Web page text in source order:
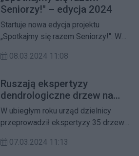
Seniorzy!" – edycja 2024
Startuje nowa edycja projektu
„Spotkajmy się razem Seniorzy!". W
bilety na spektakle i seanse filmowe
seniorów. Środki pochodzić będą z
dofinansowania przyznanego przez
sejmik wojewódzki oraz środków
dzielnicowego ratusza.
08.03.2024 11:08
Ruszają ekspertyzy
dendrologiczne drzew na
Żoliborzu
W ubiegłym roku urząd dzielnicy
przeprowadził ekspertyzy 35 drzew
zaangażowali się w typowanie drzew,
07.03.2024 11:13